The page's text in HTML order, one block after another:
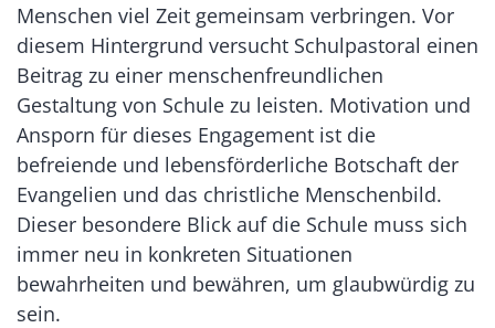
Menschen viel Zeit gemeinsam verbringen. Vor
diesem Hintergrund versucht Schulpastoral einen
Beitrag zu einer menschenfreundlichen
Gestaltung von Schule zu leisten. Motivation und
Ansporn für dieses Engagement ist die
befreiende und lebensförderliche Botschaft der
Evangelien und das christliche Menschenbild.
Dieser besondere Blick auf die Schule muss sich
immer neu in konkreten Situationen
bewahrheiten und bewähren, um glaubwürdig zu
sein.